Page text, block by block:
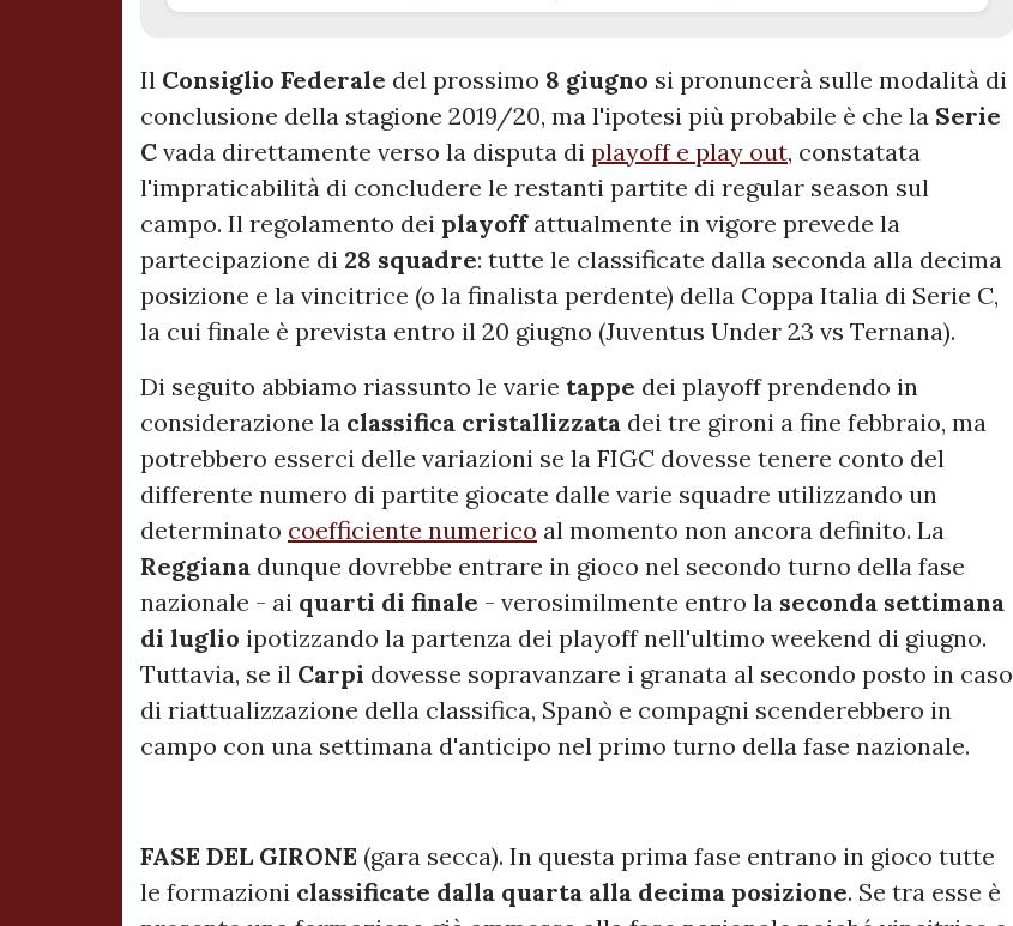
Il Consiglio Federale del prossimo 8 giugno si pronuncerà sulle modalità di
conclusione della stagione 2019/20, ma l'ipotesi più probabile è che la Serie
C vada direttamente verso la disputa di playoff e play out, constatata
l'impraticabilità di concludere le restanti partite di regular season sul
campo. Il regolamento dei playoff attualmente in vigore prevede la
partecipazione di 28 squadre: tutte le classificate dalla seconda alla decima
posizione e la vincitrice (o la finalista perdente) della Coppa Italia di Serie C,
la cui finale è prevista entro il 20 giugno (Juventus Under 23 vs Ternana).
Di seguito abbiamo riassunto le varie tappe dei playoff prendendo in
considerazione la classifica cristallizzata dei tre gironi a fine febbraio, ma
potrebbero esserci delle variazioni se la FIGC dovesse tenere conto del
differente numero di partite giocate dalle varie squadre utilizzando un
determinato coefficiente numerico al momento non ancora definito. La
Reggiana dunque dovrebbe entrare in gioco nel secondo turno della fase
nazionale - ai quarti di finale - verosimilmente entro la seconda settimana
di luglio ipotizzando la partenza dei playoff nell'ultimo weekend di giugno.
Tuttavia, se il Carpi dovesse sopravanzare i granata al secondo posto in caso
di riattualizzazione della classifica, Spanò e compagni scenderebbero in
campo con una settimana d'anticipo nel primo turno della fase nazionale.
FASE DEL GIRONE (gara secca). In questa prima fase entrano in gioco tutte
le formazioni classificate dalla quarta alla decima posizione. Se tra esse è